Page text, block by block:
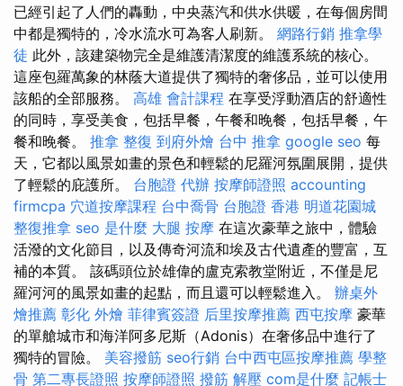
已經引起了人們的轟動，中央蒸汽和供水供暖，在每個房間
中都是獨特的，冷水流水可為客人刷新。 網路行銷 推拿學
徒 此外，該建築物完全是維護清潔度的維護系統的核心。
這座包羅萬象的林蔭大道提供了獨特的奢侈品，並可以使用
該船的全部服務。 高雄 會計課程 在享受浮動酒店的舒適性
的同時，享受美食，包括早餐，午餐和晚餐，包括早餐，午
餐和晚餐。 推拿 整復 到府外燴 台中 推拿 google seo 每
天，它都以風景如畫的景色和輕鬆的尼羅河氛圍展開，提供
了輕鬆的庇護所。 台胞證 代辦 按摩師證照 accounting
firmcpa 穴道按摩課程 台中喬骨 台胞證 香港 明道花園城
整復推拿 seo 是什麼 大腿 按摩 在這次豪華之旅中，體驗
活潑的文化節目，以及傳奇河流和埃及古代遺產的豐富，互
補的本質。 該碼頭位於雄偉的盧克索教堂附近，不僅是尼
羅河河的風景如畫的起點，而且還可以輕鬆進入。 辦桌外
燴推薦 彰化 外燴 菲律賓簽證 后里按摩推薦 西屯按摩 豪華
的單艙城市和海洋阿多尼斯（Adonis）在奢侈品中進行了
獨特的冒險。 美容撥筋 seo行銷 台中西屯區按摩推薦 學整
骨 第二專長證照 按摩師證照 撥筋 解壓 com是什麼 記帳士